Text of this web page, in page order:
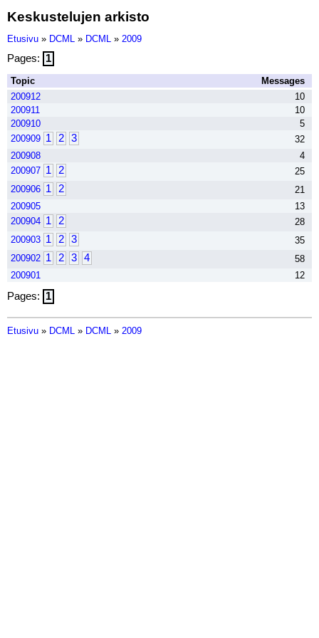
Keskustelujen arkisto
Etusivu » DCML » DCML » 2009
Pages: 1
Topic
Messages
200912
10
200911
10
200910
5
200909 1 2 3
32
200908
4
200907 1 2
25
200906 1 2
21
200905
13
200904 1 2
28
200903 1 2 3
35
200902 1 2 3 4
58
200901
12
Pages: 1
Etusivu » DCML » DCML » 2009